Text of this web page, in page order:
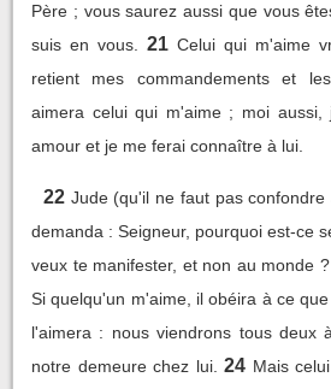
Père ; vous saurez aussi que vous
suis en vous.
21 Celui qui m'aime
retient mes commandements et
aimera celui qui m'aime ; moi aussi,
amour et je me ferai connaître à lui.
22 Jude (qu'il ne faut pas
demanda : Seigneur, pourquoi est-ce
veux te manifester, et non au monde ?
Si quelqu'un m'aime, il obéira à ce
l'aimera : nous viendrons tous deux
notre demeure chez lui. 24 Mais